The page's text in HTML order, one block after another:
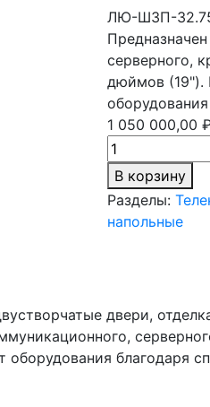
ЛЮ-ШЗП-
серверного,
дюймов (19").
1 050 000,00
В корзину
Разделы:
напольные
двери,
благодаря